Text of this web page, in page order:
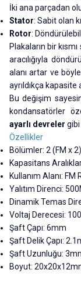
İki ana parçadan
Stator: Sabit olan
Rotor:
Plakaların bir
aracılığıyla
alanı artar ve
ayrıldıkça kapasite
Bu değişim
kondansatörler
ayarlı devreler gibi
Özellikler
Bölümler: 2 (FM x 2)
Kapasitans
Kullanım Alanı:
Yalıtım Direnci:
Dinamik Temas
Voltaj Derecesi:
Şaft Çapı: 6mm
Şaft Delik Çapı:
Şaft Uzunluğu:
Boyut: